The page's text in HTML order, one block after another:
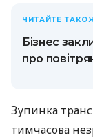
ЧИТАЙТЕ
Бізнес
про
Зупинка
тимчасова